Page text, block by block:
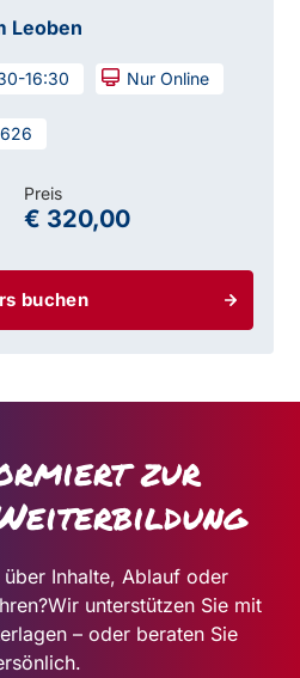
Leoben
16:30 Nur Online
buchen
Preis
€ 320,00
zur
Inhalte, Ablauf oder
Wir unterstützen Sie mit
– oder beraten Sie